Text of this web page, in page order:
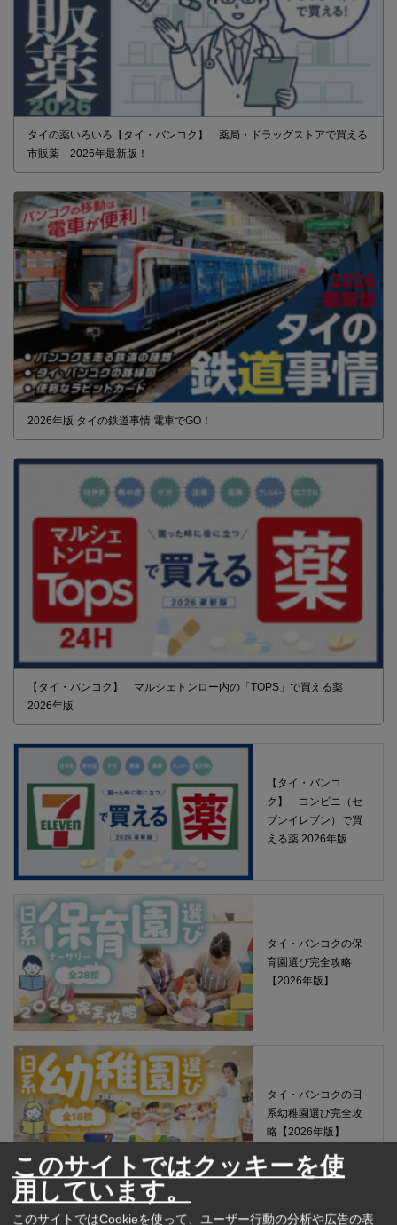
タイの薬いろいろ【タイ・バンコク】 薬局・ドラッグストアで買える
市販薬 2026年最新版！
2026年版 タイの鉄道事情 電車でGO！
【タイ・バンコク】 マルシェトンロー内の「TOPS」で買える薬
2026年版
【タイ・バンコ
ク】 コンビニ（セ
ブンイレブン）で買
える薬 2026年版
タイ・バンコクの保
育園選び完全攻略
【2026年版】
タイ・バンコクの日
系幼稚園選び完全攻
略【2026年版】
このサイトではクッキーを使
用しています。
このサイトではCookieを使って、ユーザー行動の分析や広告の表